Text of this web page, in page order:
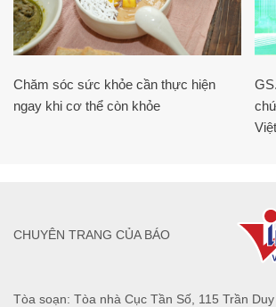
Chăm sóc sức khỏe cần thực hiện
ngay khi cơ thể còn khỏe
Tòa soạn: Tòa nhà Cục Tần Số, 115 Trần
CHUYÊN TRANG CỦA BÁO